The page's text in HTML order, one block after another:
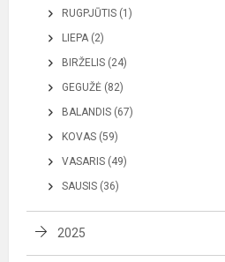
RUGPJŪTIS (1)
LIEPA (2)
BIRŽELIS (24)
GEGUŽĖ (82)
BALANDIS (67)
KOVAS (59)
VASARIS (49)
SAUSIS (36)
2025